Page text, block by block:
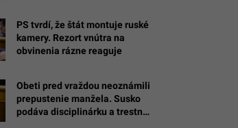
PS tvrdí, že štát montuje ruské
kamery. Rezort vnútra na
obvinenia rázne reaguje
Obeti pred vraždou neoznámili
prepustenie manžela. Susko
podáva disciplinárku a trestné